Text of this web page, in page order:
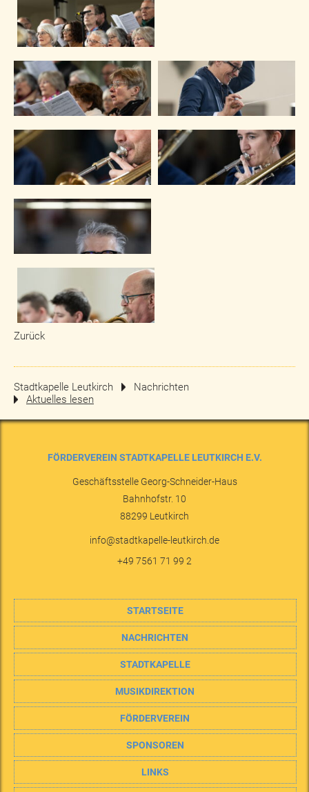
Zurück
Stadtkapelle Leutkirch
Nachrichten
Aktuelles lesen
FÖRDERVEREIN STADTKAPELLE LEUTKIRCH E.V.
Geschäftsstelle Georg-Schneider-Haus
Bahnhofstr. 10
88299 Leutkirch
info@stadtkapelle-leutkirch.de
+49 7561 71 99 2
STARTSEITE
NACHRICHTEN
STADTKAPELLE
MUSIKDIREKTION
FÖRDERVEREIN
SPONSOREN
LINKS